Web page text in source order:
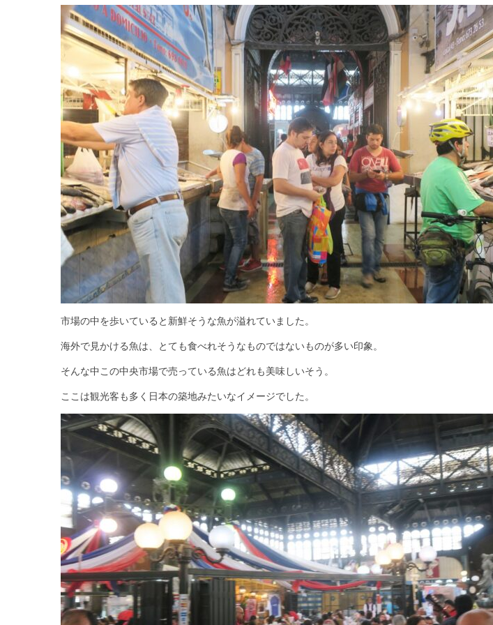
市場の中を歩いていると新鮮そうな魚が溢れていました。
海外で見かける魚は、とても食べれそうなものではないものが多い印象。
そんな中この中央市場で売っている魚はどれも美味しいそう。
ここは観光客も多く日本の築地みたいなイメージでした。